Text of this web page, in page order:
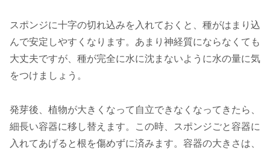
スポンジに十字の切れ込みを入れておくと、種がはまり込
んで安定しやすくなります。あまり神経質にならなくても
大丈夫ですが、種が完全に水に沈まないように水の量に気
をつけましょう。
発芽後、植物が大きくなって自立できなくなってきたら、
細長い容器に移し替えます。この時、スポンジごと容器に
入れてあげると根を傷めずに済みます。容器の大きさは、